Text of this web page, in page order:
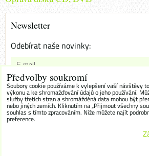
Newsletter
Odebírat naše novinky:
Chci se přihlásit k odběru novinek e-
Odebírat
Předvolby soukromí
Soubory cookie používáme k vylepšení vaší návštěvy
výkonu a ke shromažďování údajů o jeho používání.
služby třetích stran a shromážděná data mohou být
nebo jiných zemích. Kliknutím na „Přijmout všechny
souhlas s tímto zpracováním. Níže můžete najít
preference.